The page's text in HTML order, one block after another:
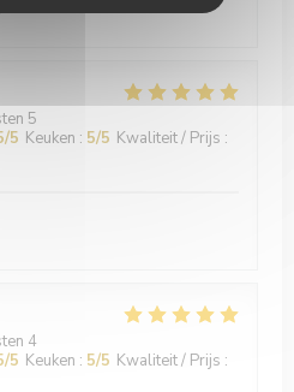
5
/5 Keuken : 5/5 Kwaliteit / Prijs :
4
/5 Keuken : 5/5 Kwaliteit / Prijs :